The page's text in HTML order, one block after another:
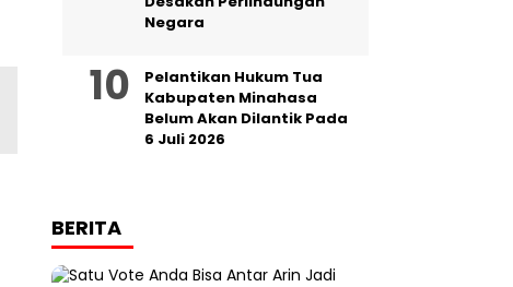
Negara
Pelantikan Hukum Tua
Kabupaten Minahasa
Belum Akan Dilantik Pada
6 Juli 2026
BERITA